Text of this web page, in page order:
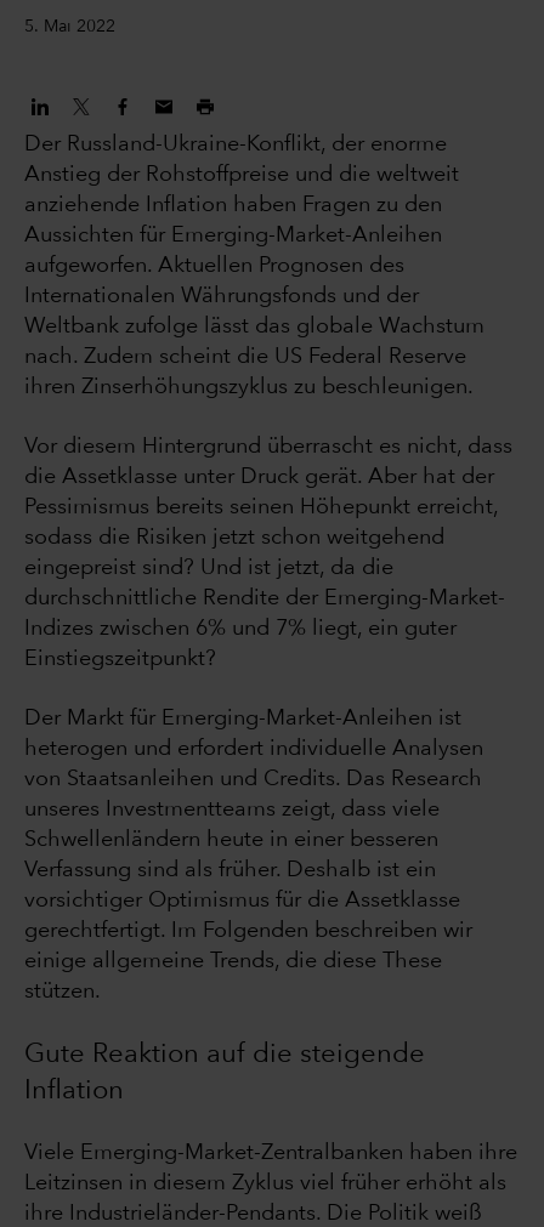
5. Mai 2022
Der Russland-Ukraine-Konflikt, der enorme
Anstieg der Rohstoffpreise und die weltweit
anziehende Inflation haben Fragen zu den
Aussichten für Emerging-Market-Anleihen
aufgeworfen. Aktuellen Prognosen des
Internationalen Währungsfonds und der
Weltbank zufolge lässt das globale Wachstum
nach. Zudem scheint die US Federal Reserve
ihren Zinserhöhungszyklus zu beschleunigen.
Vor diesem Hintergrund überrascht es nicht, dass
die Assetklasse unter Druck gerät. Aber hat der
Pessimismus bereits seinen Höhepunkt erreicht,
sodass die Risiken jetzt schon weitgehend
eingepreist sind? Und ist jetzt, da die
durchschnittliche Rendite der Emerging-Market-
Indizes zwischen 6% und 7% liegt, ein guter
Einstiegszeitpunkt?
Der Markt für Emerging-Market-Anleihen ist
heterogen und erfordert individuelle Analysen
von Staatsanleihen und Credits. Das Research
unseres Investmentteams zeigt, dass viele
Schwellenländern heute in einer besseren
Verfassung sind als früher. Deshalb ist ein
vorsichtiger Optimismus für die Assetklasse
gerechtfertigt. Im Folgenden beschreiben wir
einige allgemeine Trends, die diese These
stützen.
Gute Reaktion auf die steigende
Inflation
Viele Emerging-Market-Zentralbanken haben ihre
Leitzinsen in diesem Zyklus viel früher erhöht als
ihre Industrieländer-Pendants. Die Politik weiß